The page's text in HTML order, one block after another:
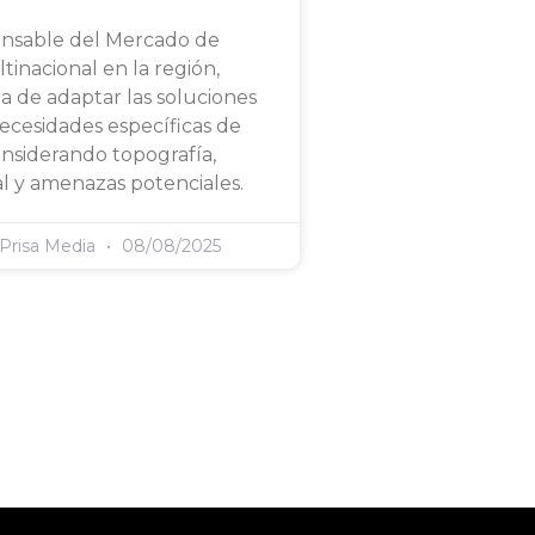
del Mercado de
en la región,
de adaptar las soluciones
específicas de
topografía,
y amenazas potenciales.
Media 08/08/2025